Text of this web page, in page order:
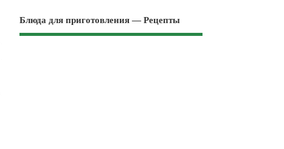
Блюда для приготовления — Рецепты